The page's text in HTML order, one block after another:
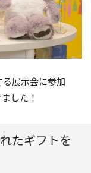
展示会に参加
した！
たギフトを